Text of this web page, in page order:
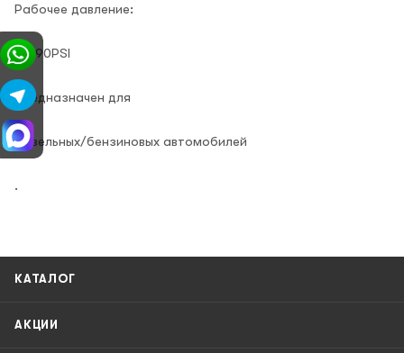
Рабочее давление:
70-90PSI
Предназначен для
Дизельных/бензиновых автомобилей
.
КАТАЛОГ
АКЦИИ